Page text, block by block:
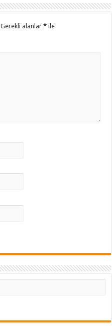
Gerekli alanlar* ile